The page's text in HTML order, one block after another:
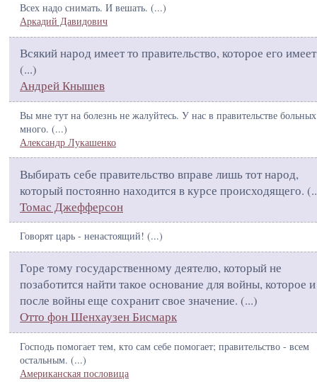
Всех надо снимать. И вешать. (...)
Аркадий Давидович
Всякий народ имеет то правительство, которое его
(...)
Андрей Кнышев
Вы мне тут на болезнь не жалуйтесь. У нас в правительстве больных
много. (...)
Александр Лукашенко
Выбирать себе правительство вправе лишь тот народ,
который постоянно находится в курсе происходящего. (
Томас Джефферсон
Говорят царь - ненастоящий! (...)
Горе тому государственному деятелю, который не
позаботится найти такое основание для войны, которое и
после войны еще сохранит свое значение. (...)
Отто фон Шенхаузен Бисмарк
Господь помогает тем, кто сам себе помогает; правительство - всем
остальным. (...)
Американская пословица